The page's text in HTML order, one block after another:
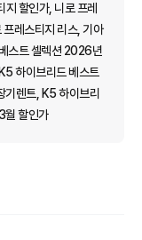
할인가, 니로 프레
레스티지 리스, 기아
스트 셀렉션 2026년
하이브리드 베스트
기렌트, K5 하이브리
월 할인가